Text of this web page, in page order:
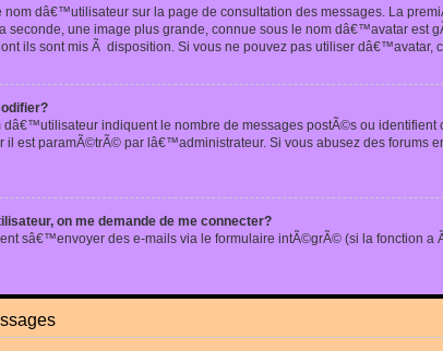
nom dâ€™utilisateur sur la page de consultation des messages. La
seconde, une image plus grande, connue sous le nom dâ€™avatar
ils sont mis Ã disposition. Si vous ne pouvez pas utiliser
dâ€™utilisateur indiquent le nombre de messages postÃ©s ou
paramÃ©trÃ© par lâ€™administrateur. Si vous abusez des forums
on me demande de me connecter?
sâ€™envoyer des e-mails via le formulaire intÃ©grÃ© (si la fonction